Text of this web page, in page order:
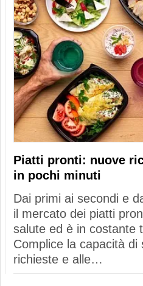
Piatti pronti: nuove
in pochi minuti
Dai primi ai secondi e
il mercato dei piatti
salute ed è in costante
Complice la capacità
richieste e alle…